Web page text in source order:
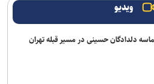
به مرز‌های اربعین / تردد روان در
ویدیو
دلدادگان حسینی در مسیر قبله تهران